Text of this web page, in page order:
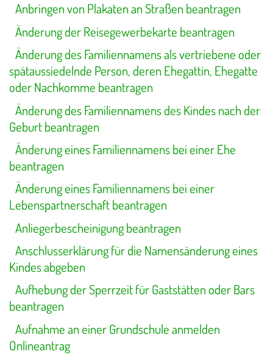
Anbringen von Plakaten an Straßen beantragen
Änderung der Reisegewerbekarte beantragen
Änderung des Familiennamens als vertriebene oder
spätaussiedelnde Person, deren Ehegattin, Ehegatte
oder Nachkomme beantragen
Änderung des Familiennamens des Kindes nach der
Geburt beantragen
Änderung eines Familiennamens bei einer Ehe
beantragen
Änderung eines Familiennamens bei einer
Lebenspartnerschaft beantragen
Anliegerbescheinigung beantragen
Anschlusserklärung für die Namensänderung eines
Kindes abgeben
Aufhebung der Sperrzeit für Gaststätten oder Bars
beantragen
Aufnahme an einer Grundschule anmelden
Onlineantrag